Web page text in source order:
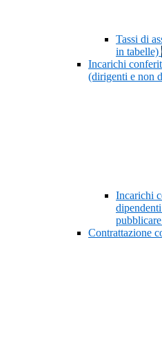
Tassi di
in tabelle)
Incarichi
(dirigenti e non
Incarichi
Contrattazione